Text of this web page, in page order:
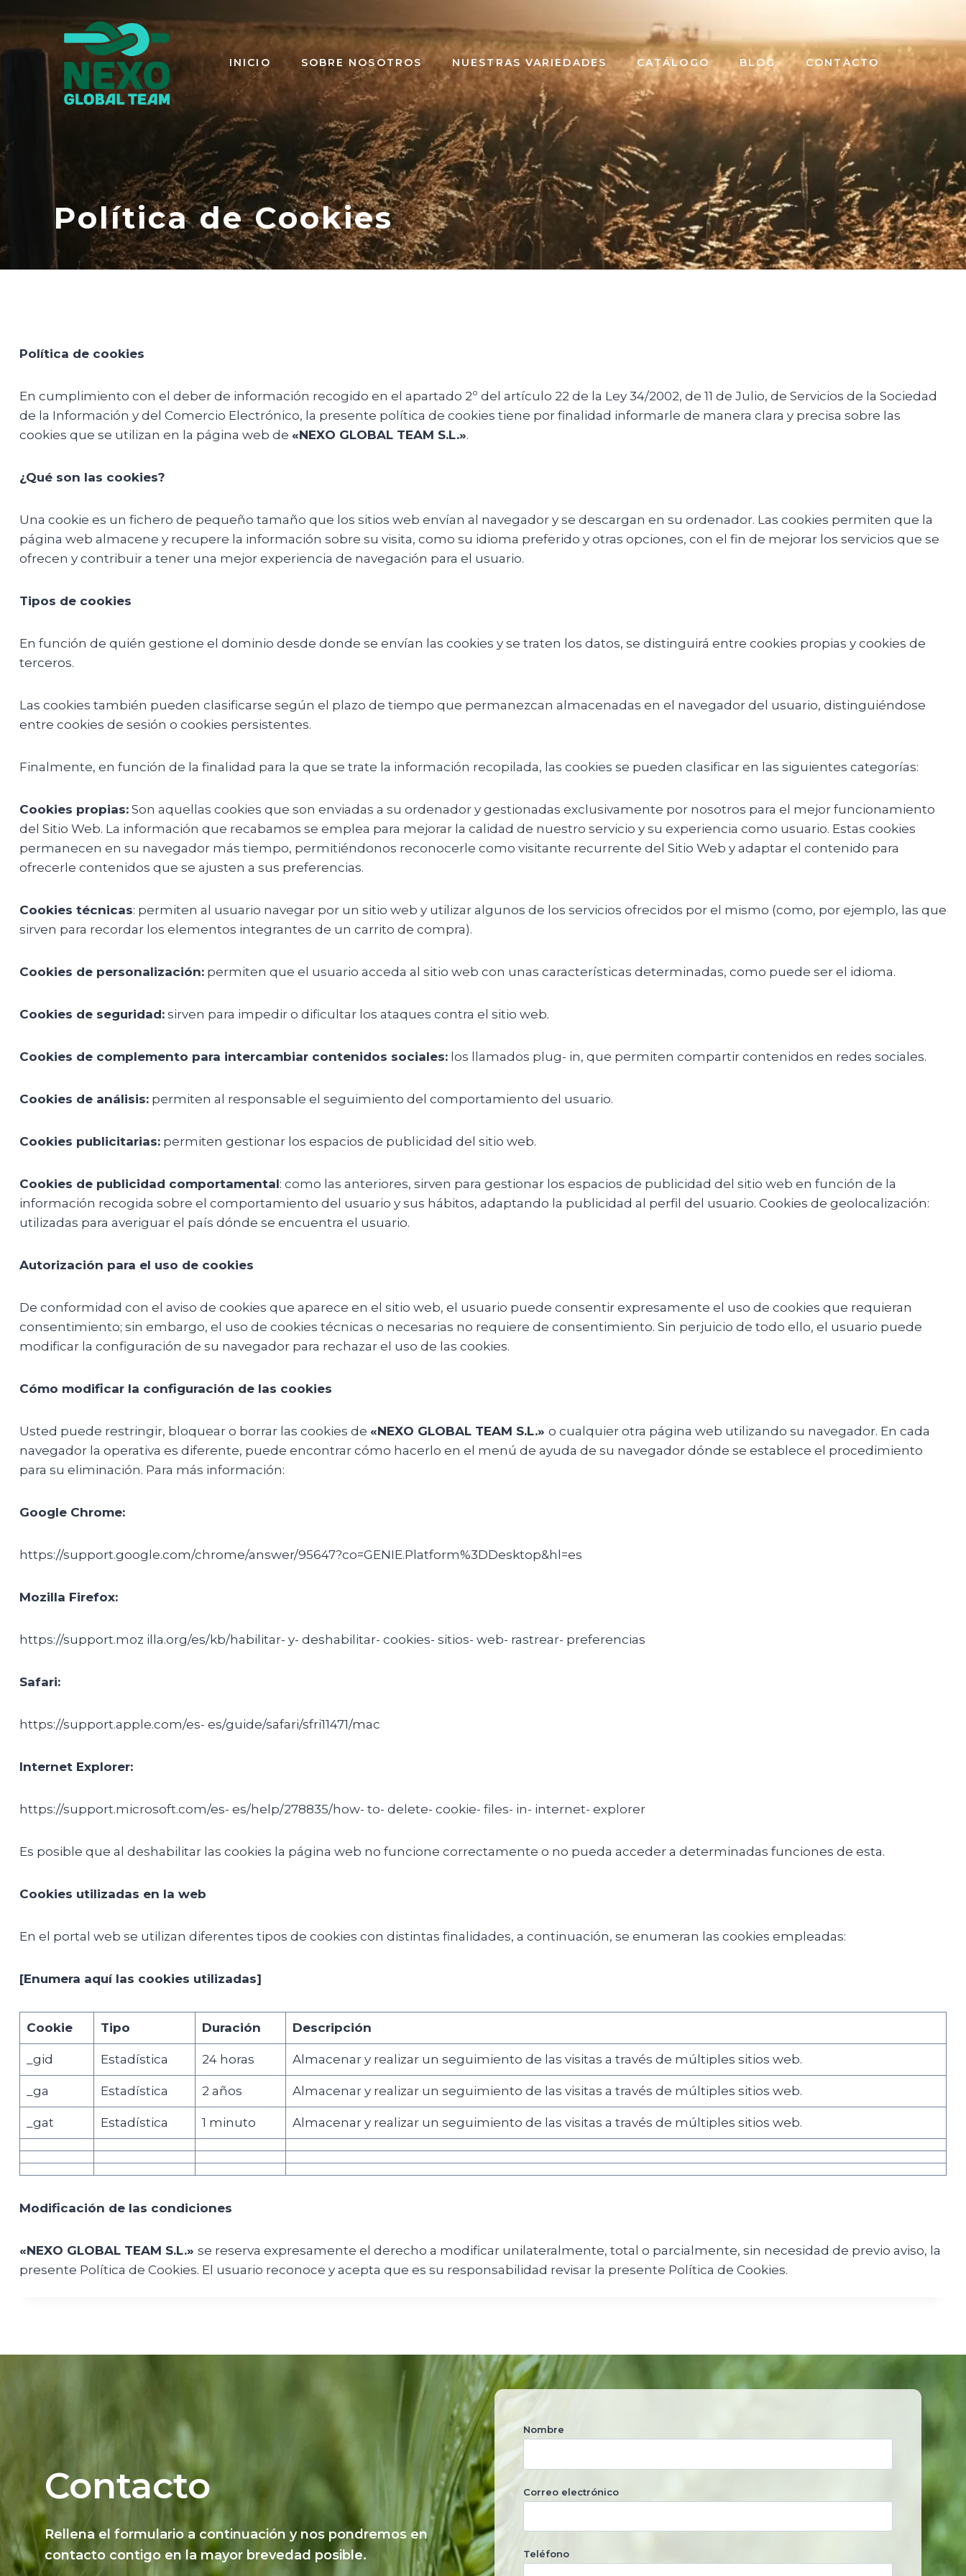
contenido
INICIO SOBRE NOSOTROS NUESTRAS VARIEDADES CATÁLOGO BLOG CONTACTO
Política de Cookies
Política de cookies
En cumplimiento con el deber de información recogido en el apartado 2º del artículo 22 de la Ley 34/2002, de 11 de Julio, de Servicios de la Sociedad
de la Información y del Comercio Electrónico, la presente política de cookies tiene por finalidad informarle de manera clara y precisa sobre las
cookies que se utilizan en la página web de «NEXO GLOBAL TEAM S.L.».
¿Qué son las cookies?
Una cookie es un fichero de pequeño tamaño que los sitios web envían al navegador y se descargan en su ordenador. Las cookies permiten que la
página web almacene y recupere la información sobre su visita, como su idioma preferido y otras opciones, con el fin de mejorar los servicios que se
ofrecen y contribuir a tener una mejor experiencia de navegación para el usuario.
Tipos de cookies
En función de quién gestione el dominio desde donde se envían las cookies y se traten los datos, se distinguirá entre cookies propias y cookies de
terceros.
Las cookies también pueden clasificarse según el plazo de tiempo que permanezcan almacenadas en el navegador del usuario, distinguiéndose
entre cookies de sesión o cookies persistentes.
Finalmente, en función de la finalidad para la que se trate la información recopilada, las cookies se pueden clasificar en las siguientes categorías:
Cookies propias: Son aquellas cookies que son enviadas a su ordenador y gestionadas exclusivamente por nosotros para el mejor funcionamiento
del Sitio Web. La información que recabamos se emplea para mejorar la calidad de nuestro servicio y su experiencia como usuario. Estas cookies
permanecen en su navegador más tiempo, permitiéndonos reconocerle como visitante recurrente del Sitio Web y adaptar el contenido para
ofrecerle contenidos que se ajusten a sus preferencias.
Cookies técnicas: permiten al usuario navegar por un sitio web y utilizar algunos de los servicios ofrecidos por el mismo (como, por ejemplo, las que
sirven para recordar los elementos integrantes de un carrito de compra).
Cookies de personalización: permiten que el usuario acceda al sitio web con unas características determinadas, como puede ser el idioma.
Cookies de seguridad: sirven para impedir o dificultar los ataques contra el sitio web.
Cookies de complemento para intercambiar contenidos sociales: los llamados plug- in, que permiten compartir contenidos en redes sociales.
Cookies de análisis: permiten al responsable el seguimiento del comportamiento del usuario.
Cookies publicitarias: permiten gestionar los espacios de publicidad del sitio web.
Cookies de publicidad comportamental: como las anteriores, sirven para gestionar los espacios de publicidad del sitio web en función de la
información recogida sobre el comportamiento del usuario y sus hábitos, adaptando la publicidad al perfil del usuario. Cookies de geolocalización:
utilizadas para averiguar el país dónde se encuentra el usuario.
Autorización para el uso de cookies
De conformidad con el aviso de cookies que aparece en el sitio web, el usuario puede consentir expresamente el uso de cookies que requieran
consentimiento; sin embargo, el uso de cookies técnicas o necesarias no requiere de consentimiento. Sin perjuicio de todo ello, el usuario puede
modificar la configuración de su navegador para rechazar el uso de las cookies.
Cómo modificar la configuración de las cookies
Usted puede restringir, bloquear o borrar las cookies de «NEXO GLOBAL TEAM S.L.» o cualquier otra página web utilizando su navegador. En cada
navegador la operativa es diferente, puede encontrar cómo hacerlo en el menú de ayuda de su navegador dónde se establece el procedimiento
para su eliminación. Para más información:
Google Chrome:
https://support.google.com/chrome/answer/95647?co=GENIE.Platform%3DDesktop&hl=es
Mozilla Firefox:
https://support.moz illa.org/es/kb/habilitar- y- deshabilitar- cookies- sitios- web- rastrear- preferencias
Safari:
https://support.apple.com/es- es/guide/safari/sfri11471/mac
Internet Explorer:
https://support.microsoft.com/es- es/help/278835/how- to- delete- cookie- files- in- internet- explorer
Es posible que al deshabilitar las cookies la página web no funcione correctamente o no pueda acceder a determinadas funciones de esta.
Cookies utilizadas en la web
En el portal web se utilizan diferentes tipos de cookies con distintas finalidades, a continuación, se enumeran las cookies empleadas:
[Enumera aquí las cookies utilizadas]
Cookie Tipo Duración Descripción
_gid Estadística 24 horas Almacenar y realizar un seguimiento de las visitas a través de múltiples sitios web.
_ga Estadística 2 años Almacenar y realizar un seguimiento de las visitas a través de múltiples sitios web.
_gat Estadística 1 minuto Almacenar y realizar un seguimiento de las visitas a través de múltiples sitios web.
Modificación de las condiciones
«NEXO GLOBAL TEAM S.L.» se reserva expresamente el derecho a modificar unilateralmente, total o parcialmente, sin necesidad de previo aviso, la
presente Política de Cookies. El usuario reconoce y acepta que es su responsabilidad revisar la presente Política de Cookies.
Contacto
Rellena el formulario a continuación y nos pondremos en
contacto contigo en la mayor brevedad posible.
Nombre
Correo electrónico
Teléfono